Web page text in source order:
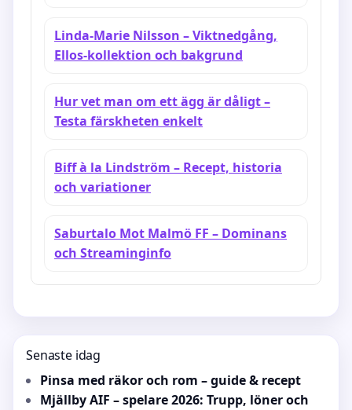
Linda-Marie Nilsson – Viktnedgång,
Ellos-kollektion och bakgrund
Hur vet man om ett ägg är dåligt –
Testa färskheten enkelt
Biff à la Lindström – Recept, historia
och variationer
Saburtalo Mot Malmö FF – Dominans
och Streaminginfo
Senaste idag
Pinsa med räkor och rom – guide & recept
Mjällby AIF – spelare 2026: Trupp, löner och